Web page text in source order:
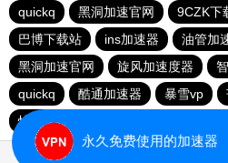
quickq
黑洞加速官网 9CZK下
巴博下载站
ins加速器 油管加
黑洞加速官网
旋风加速度器
quickq
酷通加速器 暴雪vp
快橙加速器
永久免费使用的加速器